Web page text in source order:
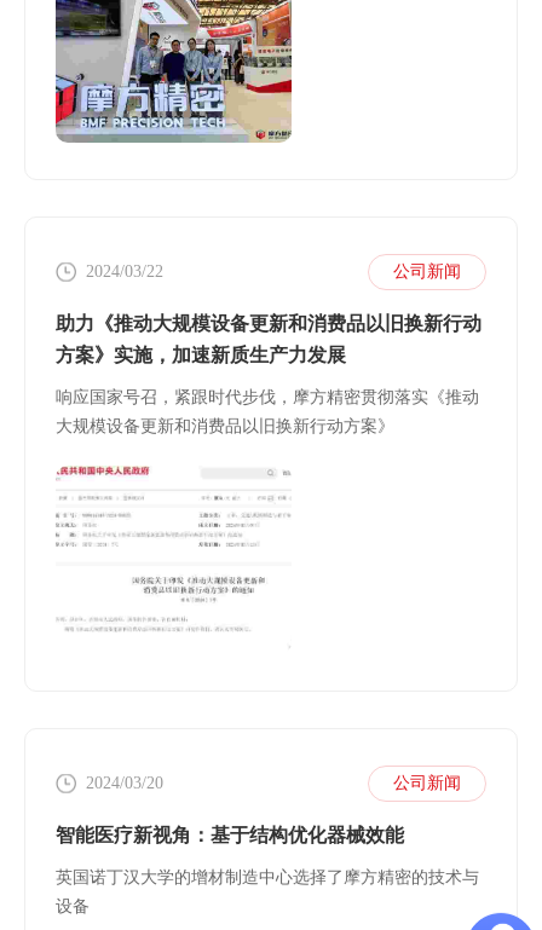
2024/03/22 公司新闻
助力《推动大规模设备更新和消费品以旧换新行动
方案》实施，加速新质生产力发展
响应国家号召，紧跟时代步伐，摩方精密贯彻落实《推动
大规模设备更新和消费品以旧换新行动方案》
2024/03/20 公司新闻
智能医疗新视角：基于结构优化器械效能
英国诺丁汉大学的增材制造中心选择了摩方精密的技术与
设备